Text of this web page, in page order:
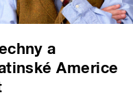
a
Americe